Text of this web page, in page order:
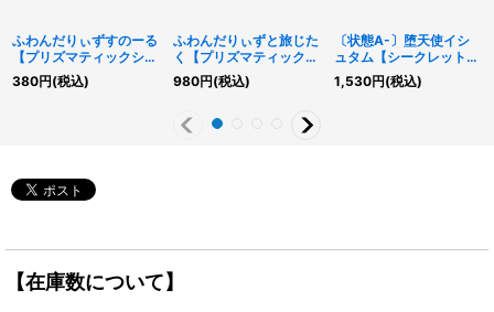
ふわんだりぃずすのーる
【プリズマティックシー
クレット】{BODE-
JP012}《モンスター》
380円(税込)
ふわんだりぃずと旅じた
く【プリズマティックシ
ークレット】{BACH-
JP060}《魔法》
980円(税込)
〔状態A-〕堕天使イシ
ュタム【シークレット】
{RC02-JP019}《モンス
ター》
1,530円(税込)
【在庫数について】